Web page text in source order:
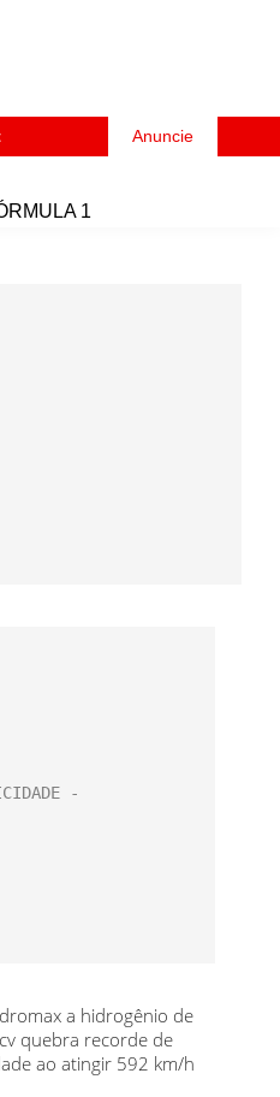
Anuncie
1
a hidrogênio de
quebra recorde de
ao atingir 592 km/h